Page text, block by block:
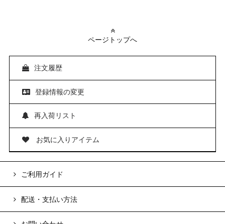
ページトップへ
注文履歴
登録情報の変更
再入荷リスト
お気に入りアイテム
ご利用ガイド
配送・支払い方法